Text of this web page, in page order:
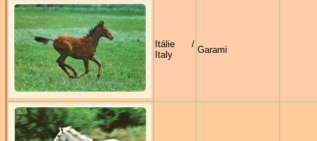
Itálie /
Italy
Garami